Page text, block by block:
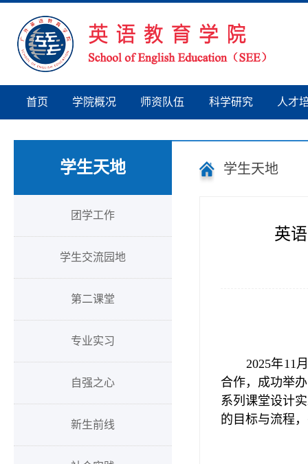
首页 学院概况 师资队伍 科学研究 人才
学生天地
团学工作
学生交流园地
第二课堂
专业实习
自强之心
新生前线
学生天地
英
2025年11
合作，成功举
系列课堂设计
的目标与流程